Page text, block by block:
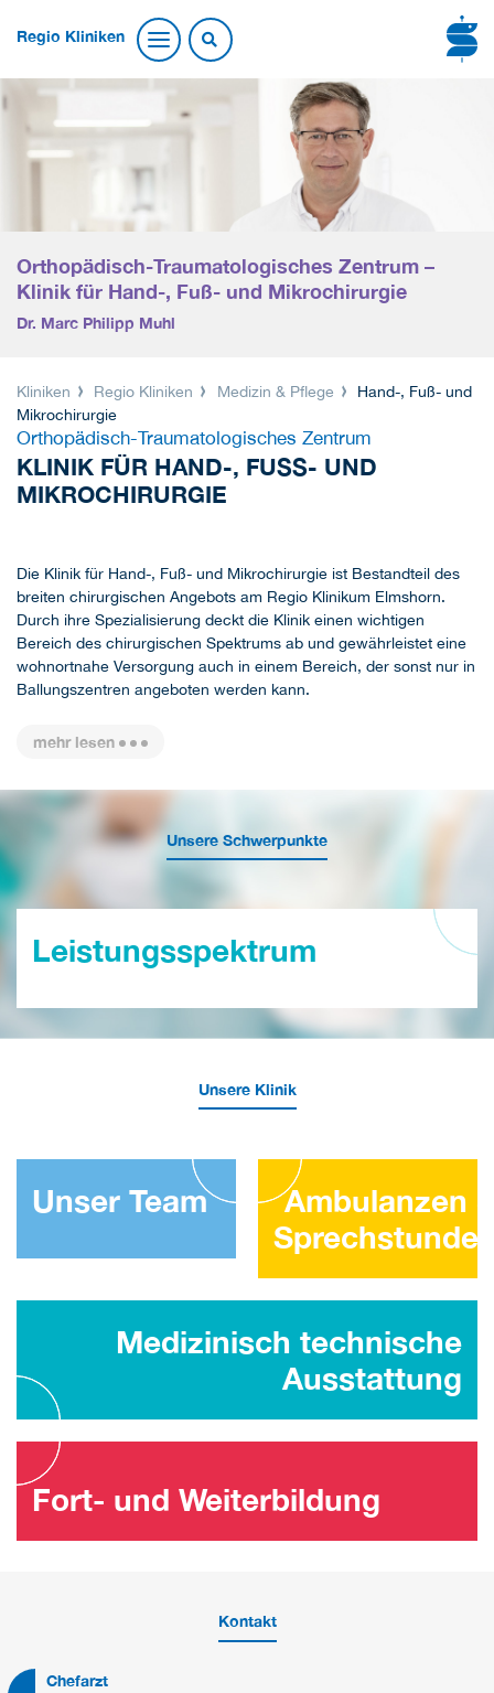
Regio Kliniken
Orthopädisch-Traumatologisches Zentrum –
Klinik für Hand-, Fuß- und Mikrochirurgie
Dr. Marc Philipp Muhl
Kliniken Regio Kliniken Medizin & Pflege
Hand-, Fuß- und
Mikrochirurgie
Orthopädisch-Traumatologisches Zentrum
KLINIK FÜR HAND-, FUSS- UND M
IKROCHIRURGIE
Die Klinik für Hand-, Fuß- und Mikrochirurgie ist Bestandteil des
breiten chirurgischen Angebots am Regio Klinikum Elmshorn.
Durch ihre Spezialisierung deckt die Klinik einen wichtigen
Bereich des chirurgischen Spektrums ab und gewährleistet eine
wohnortnahe Versorgung auch in einem Bereich, der sonst nur in
Ballungszentren angeboten werden kann.
mehr lesen
Unsere Schwerpunkte
Leistungsspektrum
Unsere Klinik
Unser Team
Ambulanzen
Medizinisch technische
Ausstattung
Fort- und Weiterbildung
Kontakt
Chefarzt